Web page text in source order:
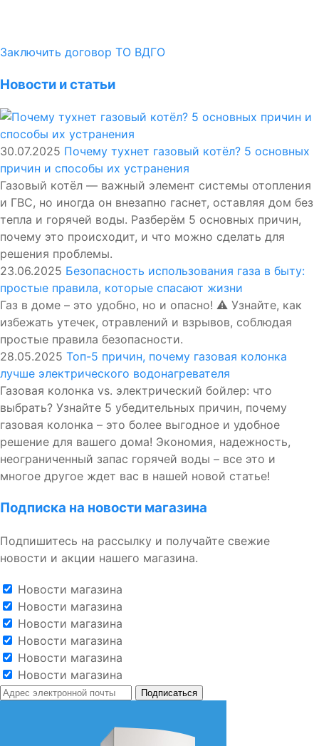
Заключить договор ТО ВДГО
Новости и статьи
30.07.2025 Почему тухнет газовый котёл? 5 основных
причин и способы их устранения
Газовый котёл — важный элемент системы отопления
и ГВС, но иногда он внезапно гаснет, оставляя дом без
тепла и горячей воды. Разберём 5 основных причин,
почему это происходит, и что можно сделать для
решения проблемы.
23.06.2025 Безопасность использования газа в быту:
простые правила, которые спасают жизни
Газ в доме – это удобно, но и опасно! ⚠️ Узнайте, как
избежать утечек, отравлений и взрывов, соблюдая
простые правила безопасности.
28.05.2025 Топ-5 причин, почему газовая колонка
лучше электрического водонагревателя
Газовая колонка vs. электрический бойлер: что
выбрать? Узнайте 5 убедительных причин, почему
газовая колонка – это более выгодное и удобное
решение для вашего дома! Экономия, надежность,
неограниченный запас горячей воды – все это и
многое другое ждет вас в нашей новой статье!
Подписка на новости магазина
Подпишитесь на рассылку и получайте свежие
новости и акции нашего магазина.
Новости магазина
Новости магазина
Новости магазина
Новости магазина
Новости магазина
Новости магазина